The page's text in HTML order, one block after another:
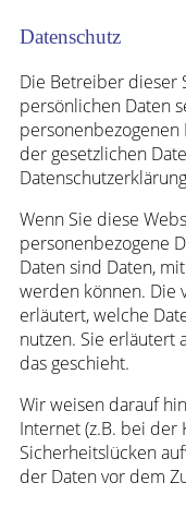
Datenschutz
Die Betreiber dieser
persönlichen Daten
der gesetzlichen
Wenn Sie diese
personenbezogene
Daten sind Daten,
werden können. Die
erläutert, welche
nutzen. Sie erläutert
das geschieht.
Wir weisen darauf
Internet (z.B. bei der
Sicherheitslücken
der Daten vor dem